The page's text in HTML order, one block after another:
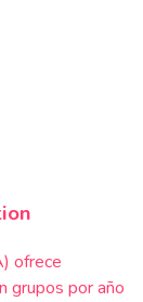
ofrece
grupos por año